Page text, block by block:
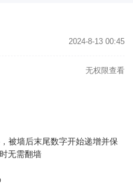
2024-8-13 00:45
无权限查看
被墙后末尾数字开始递增并保
无需翻墙